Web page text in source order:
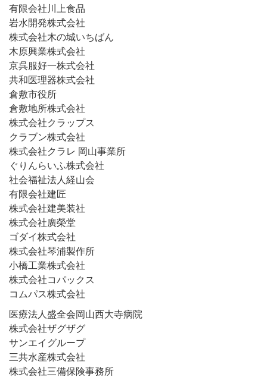
有限会社川上食品
岩水開発株式会社
株式会社木の城いちばん
木原興業株式会社
京呉服好一株式会社
共和医理器株式会社
倉敷市役所
倉敷地所株式会社
株式会社クラップス
クラブン株式会社
株式会社クラレ 岡山事業所
ぐりんらいふ株式会社
社会福祉法人経山会
有限会社建匠
株式会社建美装社
株式会社廣榮堂
ゴダイ株式会社
株式会社琴浦製作所
小橋工業株式会社
株式会社コパックス
コムパス株式会社
医療法人盛全会岡山西大寺病院
株式会社ザグザグ
サンエイグループ
三共水産株式会社
株式会社三備保険事務所